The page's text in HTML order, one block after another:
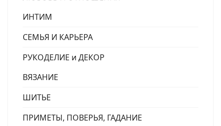
ИНТИМ
СЕМЬЯ И КАРЬЕРА
РУКОДЕЛИЕ и ДЕКОР
ВЯЗАНИЕ
ШИТЬЕ
ПРИМЕТЫ, ПОВЕРЬЯ, ГАДАНИЕ